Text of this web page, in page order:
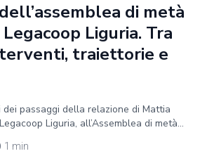
di metà
Liguria. Tra
traiettorie e
dei passaggi della relazione di Mattia
Liguria, all’Assemblea di metà...
1 min